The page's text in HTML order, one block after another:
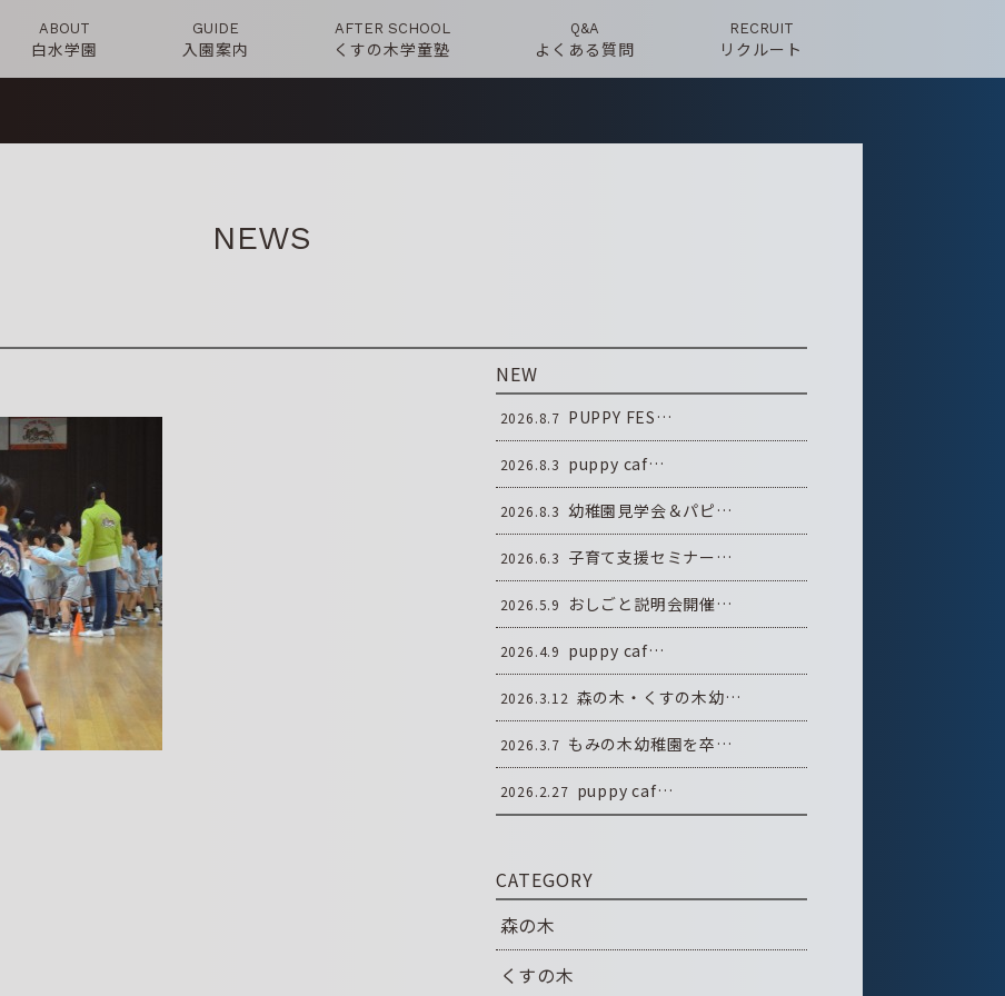
ABOUT
白水学園
GUIDE
入園案内
AFTER SCHOOL
くすの木学童塾
Q&A
よくある質問
RECRUIT
リクルート
NEWS
NEW
2026.8.7 PUPPY FES…
2026.8.3 puppy caf…
2026.8.3 幼稚園見学会＆パピ…
2026.6.3 子育て支援セミナー…
2026.5.9 おしごと説明会開催…
2026.4.9 puppy caf…
2026.3.12 森の木・くすの木幼…
2026.3.7 もみの木幼稚園を卒…
2026.2.27 puppy caf…
CATEGORY
森の木
くすの木